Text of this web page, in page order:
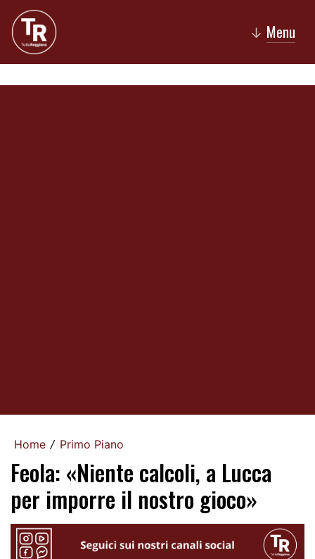
↓ Menu
Home / Primo Piano
Feola: «Niente calcoli, a Lucca
per imporre il nostro gioco»